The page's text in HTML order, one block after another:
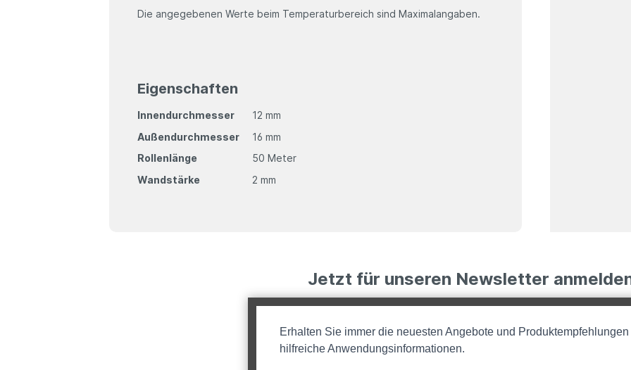
Die angegebenen Werte beim Temperaturbereich sind Maximalangaben.
Eigenschaften
Innendurchmesser
12 mm
Außendurchmesser
16 mm
Rollenlänge
50 Meter
Wandstärke
2 mm
Jetzt für unseren Newsletter
Erhalten Sie immer die neuesten Angebote und
hilfreiche Anwendungsinformationen.